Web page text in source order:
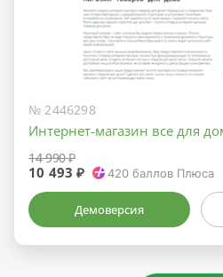
№ 2446298
Интернет-магазин все для
14 990 ₽
10 493 ₽ 420баллов Плюса
Демоверсия